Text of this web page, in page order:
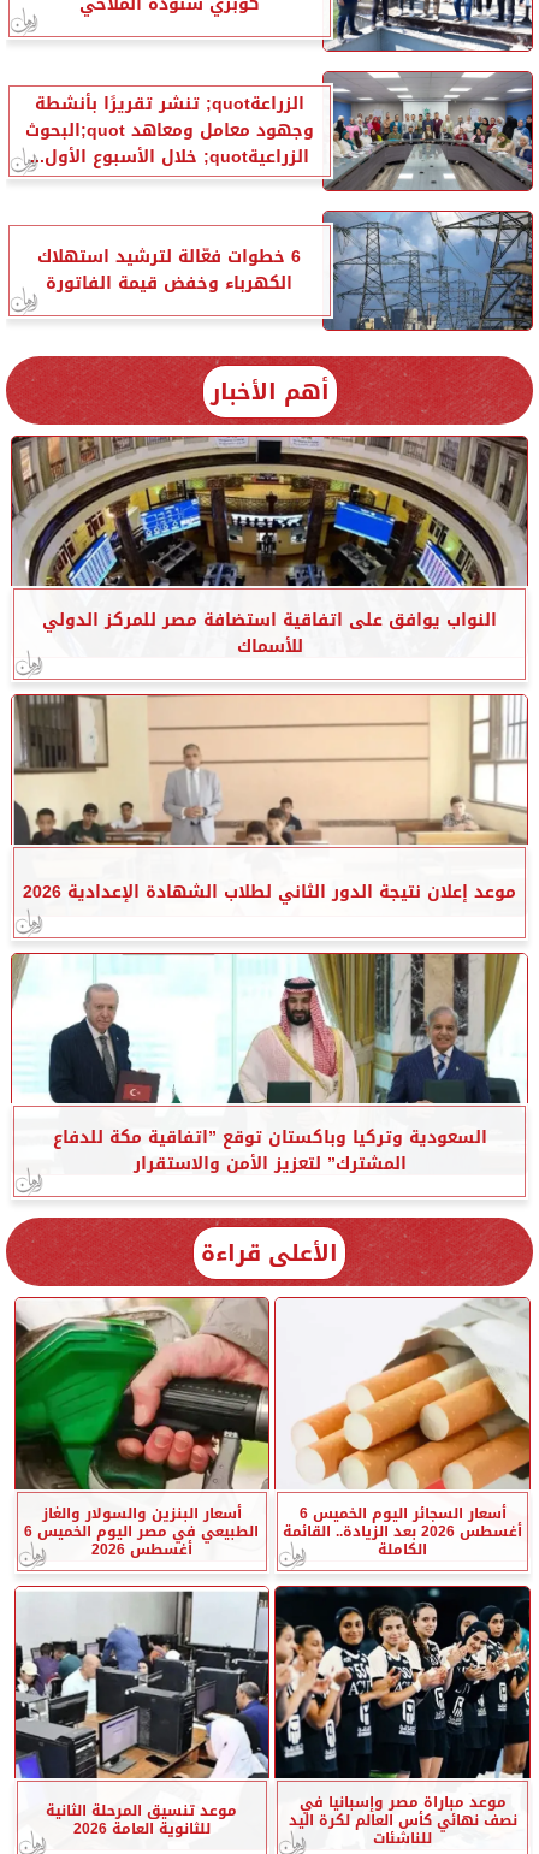
الزراعةquot; تنشر تقريرًا بأنشطة
وجهود معامل ومعاهد quot;البحوث
الزراعيةquot; خلال الأسبوع الأول...
6 خطوات فعّالة لترشيد استهلاك
الكهرباء وخفض قيمة الفاتورة
أهم الأخبار
النواب يوافق على اتفاقية استضافة مصر للمركز الدولي
للأسماك
موعد إعلان نتيجة الدور الثاني لطلاب الشهادة الإعدادية 2026
السعودية وتركيا وباكستان توقع ”اتفاقية مكة للدفاع
المشترك” لتعزيز الأمن والاستقرار
الأعلى قراءة
أسعار السجائر اليوم الخميس 6
أغسطس 2026 بعد الزيادة.. القائمة
الكاملة
أسعار البنزين والسولار والغاز
الطبيعي في مصر اليوم الخميس 6
أغسطس 2026
موعد مباراة مصر وإسبانيا في
نصف نهائي كأس العالم لكرة اليد
للناشئات
موعد تنسيق المرحلة الثانية
للثانوية العامة 2026